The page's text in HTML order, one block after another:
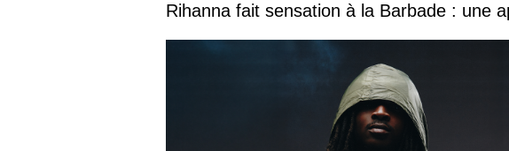
Rihanna fait sensation à la Barbade : une